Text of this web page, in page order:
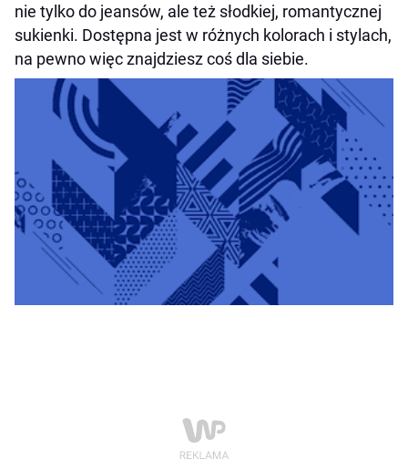
nie tylko do jeansów, ale też słodkiej, romantycznej
sukienki. Dostępna jest w różnych kolorach i stylach,
na pewno więc znajdziesz coś dla siebie.